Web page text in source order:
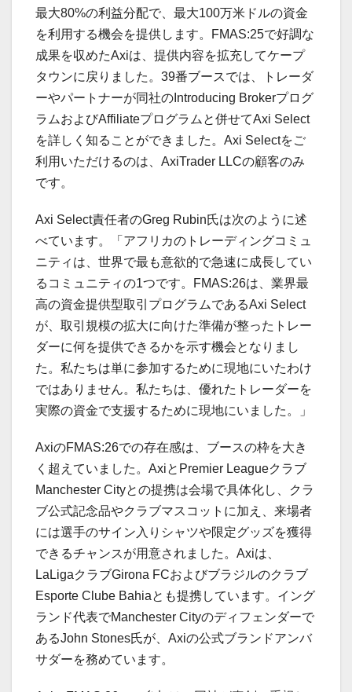
最大80%の利益分配で、最大100万米ドルの資金
を利用する機会を提供します。FMAS:25で好調な
成果を収めたAxiは、提供内容を拡充してケープ
タウンに戻りました。39番ブースでは、トレーダ
ーやパートナーが同社のIntroducing Brokerプログ
ラムおよびAffiliateプログラムと併せてAxi Select
を詳しく知ることができました。Axi Selectをご
利用いただけるのは、AxiTrader LLCの顧客のみ
です。
Axi Select責任者のGreg Rubin氏は次のように述
べています。「アフリカのトレーディングコミュ
ニティは、世界で最も意欲的で急速に成長してい
るコミュニティの1つです。FMAS:26は、業界最
高の資金提供型取引プログラムであるAxi Select
が、取引規模の拡大に向けた準備が整ったトレー
ダーに何を提供できるかを示す機会となりまし
た。私たちは単に参加するために現地にいたわけ
ではありません。私たちは、優れたトレーダーを
実際の資金で支援するために現地にいました。」
AxiのFMAS:26での存在感は、ブースの枠を大き
く超えていました。AxiとPremier Leagueクラブ
Manchester Cityとの提携は会場で具体化し、クラ
ブ公式記念品やクラブマスコットに加え、来場者
には選手のサイン入りシャツや限定グッズを獲得
できるチャンスが用意されました。Axiは、
LaLigaクラブGirona FCおよびブラジルのクラブ
Esporte Clube Bahiaとも提携しています。イング
ランド代表でManchester Cityのディフェンダーで
あるJohn Stones氏が、Axiの公式ブランドアンバ
サダーを務めています。